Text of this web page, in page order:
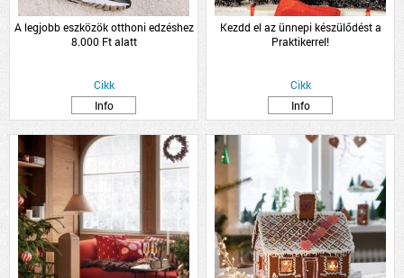
A legjobb eszközök otthoni edzéshez
8.000 Ft alatt
Cikk
Info
Kezdd el az ünnepi készülődést a
Praktikerrel!
Cikk
Info